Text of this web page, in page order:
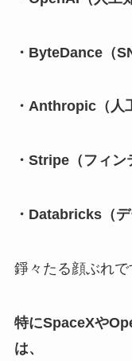
・ByteDance（
・Anthropic（人
・Stripe（フィン
・Databricks（デ
錚々たる顔ぶれで
特にSpaceXや
は、